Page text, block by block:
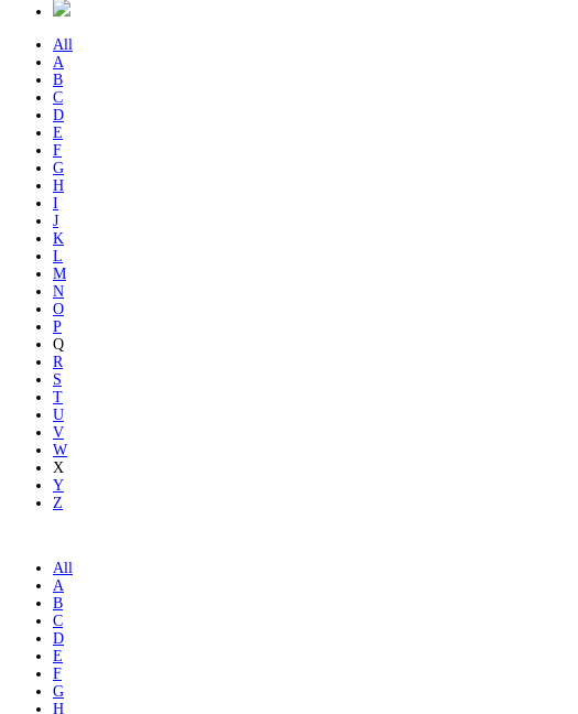
All
A
B
C
D
E
F
G
H
I
J
K
L
M
N
O
P
Q
R
S
T
U
V
W
X
Y
Z
All
A
B
C
D
E
F
G
H